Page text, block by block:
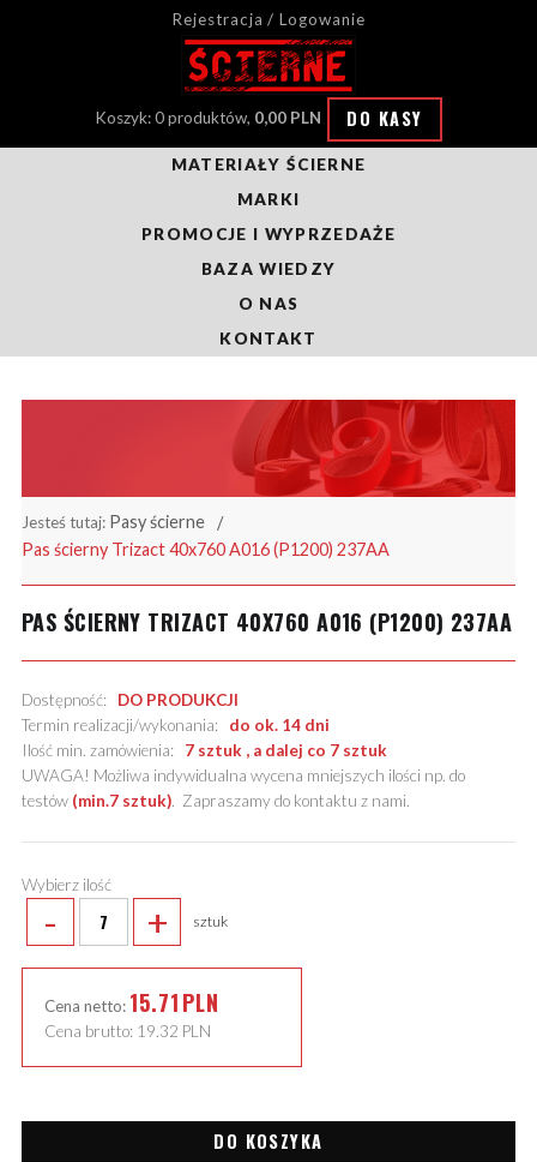
Rejestracja / Logowanie
Koszyk: 0 produktów, 0,00 PLN DO KASY
MATERIAŁY ŚCIERNE
MARKI
PROMOCJE I WYPRZEDAŻE
BAZA WIEDZY
O NAS
KONTAKT
Jesteś tutaj: Pasy ścierne
Pas ścierny Trizact 40x760 A016 (P1200) 237AA
PAS ŚCIERNY TRIZACT 40X760 A016 (P1200) 237AA
Dostępność: DO PRODUKCJI
Termin realizacji/wykonania: do ok. 14 dni
Ilość min. zamówienia: 7 sztuk , a dalej co 7 sztuk
UWAGA! Możliwa indywidualna wycena mniejszych ilości np. do
testów (min.7 sztuk). Zapraszamy do kontaktu z nami.
Wybierz ilość
- + sztuk
Cena netto: 15.71PLN
Cena brutto: 19.32 PLN
DO KOSZYKA